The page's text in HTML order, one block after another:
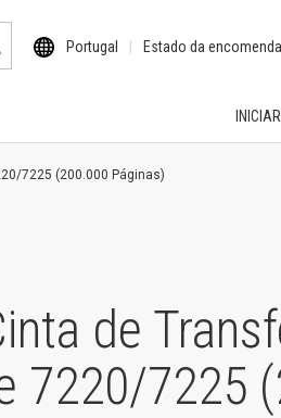
Portugal Estado da encomenda
7225 (200.000 Páginas)
de
7220/7225